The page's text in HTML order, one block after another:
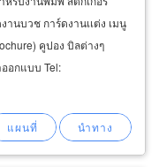
นบวช การ์ดงานเเต่ง เมนู
คูปอง บิลต่างๆ
อกแบบ Tel: